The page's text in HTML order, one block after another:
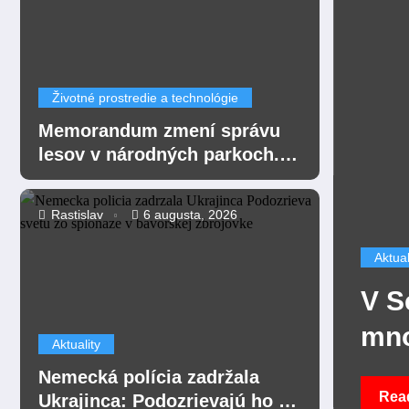
Životné prostredie a technológie
Memorandum zmení správu
lesov v národných parkoch.
Vlastníctvo prechádza pod
parky.
Aktuality
Nemecká polícia zadržala
Ukrajinca: Podozrievajú ho zo
Rastislav 6 augusta, 2026
špionáže v
V